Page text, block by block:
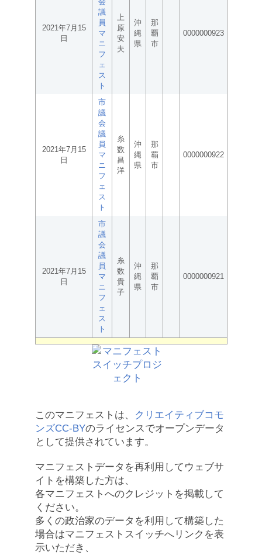
2021年7月15
日
議
員
マ
ニ
フ
ェ
ス
ト
上
原
安
夫
沖
縄
県
那
覇
市
0000000923
2021年7月15
日
市
議
会
議
員
マ
ニ
フ
ェ
ス
ト
糸
数
昌
洋
沖
縄
県
那
覇
市
0000000922
2021年7月15
日
市
議
会
議
員
マ
ニ
フ
ェ
ス
ト
糸
数
貴
子
沖
縄
県
那
覇
市
0000000921
このマニフェストは、
クリエイティブコモ
ンズCC-BYのライセンスでオープンデータ
として提供されています。
マニフェストデータを再利用してウェブサ
イトを構築した方は、
各マニフェストへのクレジットを掲載して
ください。
多くの政治家のデータを利用して構築した
場合はマニフェストスイッチへリンクを表
示いただき、